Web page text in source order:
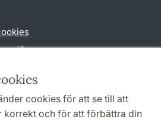
cookies för att se till att
korrekt och för att förbättra din
i sociala medier